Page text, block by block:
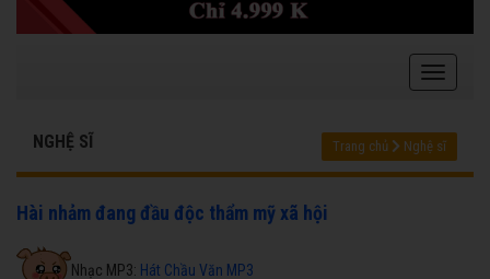
NGHỆ SĨ Trang chủ Nghệ sĩ
Hài nhảm đang đầu độc thẩm mỹ xã hội
Nhạc MP3: Hát Chầu Văn MP3